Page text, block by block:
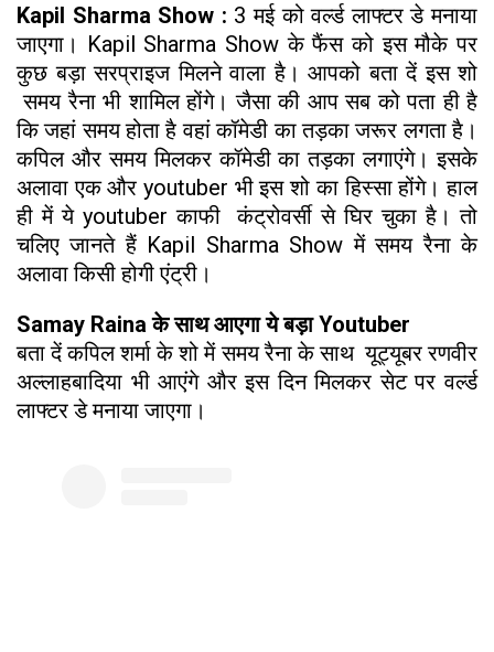
Kapil Sharma Show : 3 मई को वर्ल्ड लाफ्टर डे मनाया
जाएगा। Kapil Sharma Show के फैंस को इस मौके पर
कुछ बड़ा सरप्राइज मिलने वाला है। आपको बता दें इस शो
समय रैना भी शामिल होंगे। जैसा की आप सब को पता ही है
कि जहां समय होता है वहां कॉमेडी का तड़का जरूर लगता है।
कपिल और समय मिलकर कॉमेडी का तड़का लगाएंगे। इसके
अलावा एक और youtuber भी इस शो का हिस्सा होंगे। हाल
ही में ये youtuber काफी कंट्रोवर्सी से घिर चुका है। तो
चलिए जानते हैं Kapil Sharma Show में समय रैना के
अलावा किसी होगी एंट्री।
Samay Raina के साथ आएगा ये बड़ा Youtuber
बता दें कपिल शर्मा के शो में समय रैना के साथ यूट्यूबर रणवीर
अल्लाहबादिया भी आएंगे और इस दिन मिलकर सेट पर वर्ल्ड
लाफ्टर डे मनाया जाएगा।